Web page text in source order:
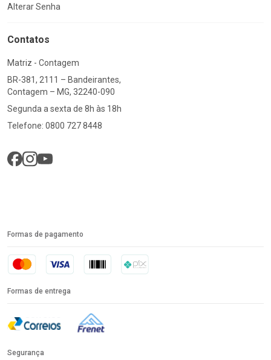
Alterar Senha
Contatos
Matriz - Contagem
BR-381, 2111 – Bandeirantes,
Contagem – MG, 32240-090
Segunda a sexta de 8h às 18h
Telefone: 0800 727 8448
Formas de pagamento
Formas de entrega
Segurança